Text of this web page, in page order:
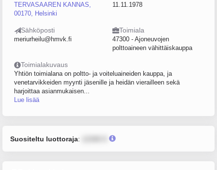
TERVASAAREN KANNAS,
00170, Helsinki
11.11.1978
Sähköposti
meriurheilu@hmvk.fi
Toimiala
47300 - Ajoneuvojen
polttoaineen vähittäiskauppa
Toimialakuvaus
Yhtiön toimialana on poltto- ja voiteluaineiden kauppa, ja
venetarvikkeiden myynti jäsenille ja heidän vierailleen sekä
harjoittaa asianmukaisen...
Lue lisää
Suositeltu luottoraja: